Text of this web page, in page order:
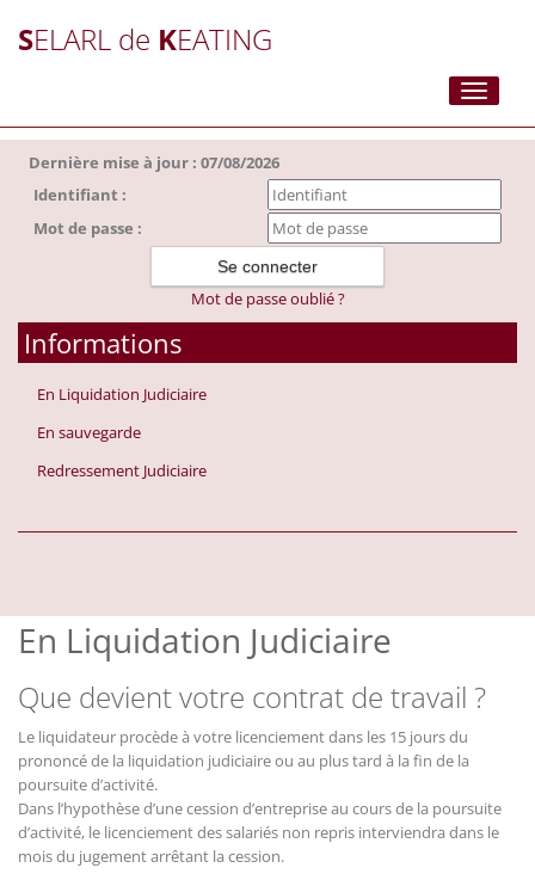
SELARL de KEATING
Toggle
Dernière mise à jour : 07/08/2026
Identifiant :
Mot de passe :
Mot de passe oublié ?
Informations
En Liquidation Judiciaire
En sauvegarde
Redressement Judiciaire
En Liquidation Judiciaire
Que devient votre contrat de travail ?
Le liquidateur procède à votre licenciement dans les 15 jours du
prononcé de la liquidation judiciaire ou au plus tard à la fin de la
poursuite d’activité.
Dans l’hypothèse d’une cession d’entreprise au cours de la poursuite
d’activité, le licenciement des salariés non repris interviendra dans le
mois du jugement arrêtant la cession.